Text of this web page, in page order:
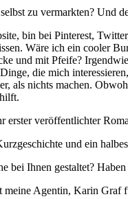
zu vermarkten? Und
bin bei Pinterest,
Wäre ich ein cooler
und mit Pfeife?
die mich
als nichts machen.
erster veröffentlichter
und ein
bei Ihnen gestaltet?
meine Agentin, Karin Graf